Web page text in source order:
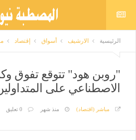
الرئيسية الارشيف أسواق إقتصاد
"روبن هود" تتوقع تفوق
الاصطناعي على
مباشر (اقتصاد) منذ شهر 0 تعليق